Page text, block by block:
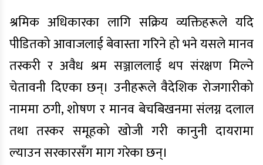
श्रमिक अधिकारका लागि सक्रिय व्यक्तिहरूले यदि
पीडितको आवाजलाई बेवास्ता गरिने हो भने यसले मानव
तस्करी र अवैध श्रम सञ्जाललाई थप संरक्षण मिल्ने
चेतावनी दिएका छन्। उनीहरूले वैदेशिक रोजगारीको
नाममा ठगी, शोषण र मानव बेचबिखनमा संलग्न दलाल
तथा तस्कर समूहको खोजी गरी कानुनी दायरामा
ल्याउन सरकारसँग माग गरेका छन्।